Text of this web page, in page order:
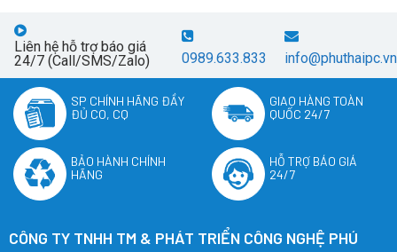
Liên hệ hỗ trợ báo giá
24/7 (Call/SMS/Zalo)
0989.633.833 info@phuthaipc.vn
SP CHÍNH HÃNG ĐẦY
ĐỦ CO, CQ
GIAO HÀNG TOÀN
QUỐC 24/7
BẢO HÀNH CHÍNH
HÃNG
HỖ TRỢ BÁO GIÁ
24/7
CÔNG TY TNHH TM & PHÁT TRIỂN CÔNG NGHỆ PHÚ